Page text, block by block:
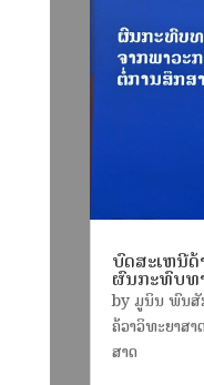
ບົດສະເຫນີດ້
ຜົນກະທົບທ
byມູນິນ ພົນສັ
ຄ້ວາວິທະຍາສາດ
ສາດ